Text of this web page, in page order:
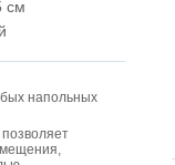
см
напольных